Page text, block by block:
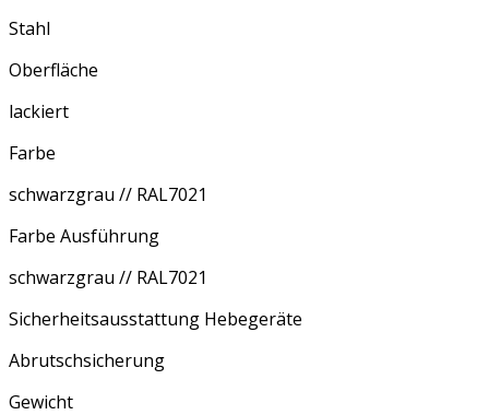
Stahl
Oberfläche
lackiert
Farbe
schwarzgrau // RAL7021
Farbe Ausführung
schwarzgrau // RAL7021
Sicherheitsausstattung Hebegeräte
Abrutschsicherung
Gewicht